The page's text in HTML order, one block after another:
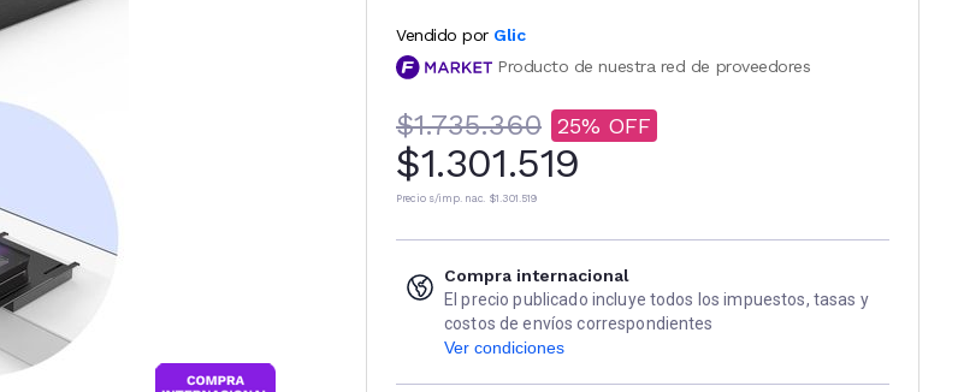
Vendido por Glic
Producto de nuestra red de proveedores
$1.735.360 25
$1.301.519
Precio s/imp. nac. $1.301.519
Compra internacional
El precio publicado incluye todos los impuestos, tasas y
costos de envíos correspondientes
Ver condiciones